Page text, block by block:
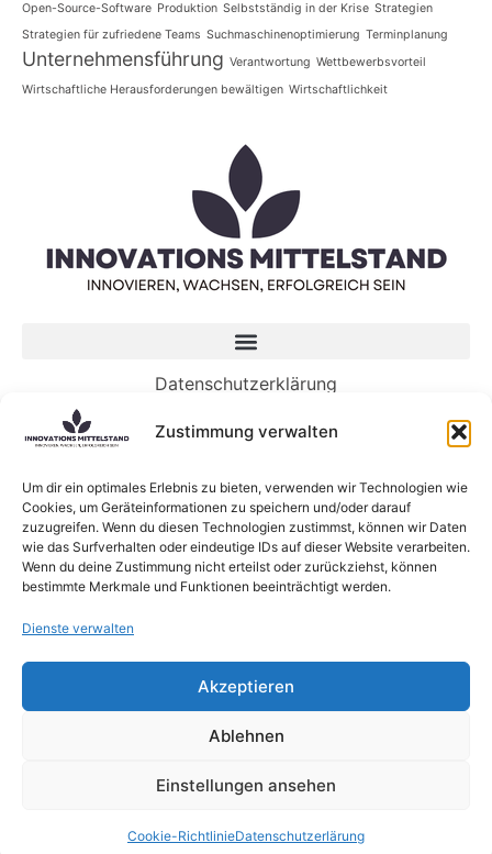
Zustimmung verwalten
Um dir ein optimales Erlebnis zu bieten, verwenden wir Technologien wie
Cookies, um Geräteinformationen zu speichern und/oder darauf
zuzugreifen. Wenn du diesen Technologien zustimmst, können wir Daten
wie das Surfverhalten oder eindeutige IDs auf dieser Website verarbeiten.
Wenn du deine Zustimmung nicht erteilst oder zurückziehst, können
bestimmte Merkmale und Funktionen beeinträchtigt werden.
Dienste verwalten
Akzeptieren
Ablehnen
Einstellungen ansehen
Cookie-RichtlinieDatenschutzerlärung
Open-Source-Software Produktion Selbstständig in der Krise Strategien
Strategien für zufriedene Teams Suchmaschinenoptimierung Terminplanung
Unternehmensführung Verantwortung Wettbewerbsvorteil
Wirtschaftliche Herausforderungen bewältigen Wirtschaftlichkeit
Datenschutzerklärung
Die KI-gesteuerte Zukunft der Arbeit benötigt
Menschen mehr denn je
5 Wege, wie Genossenschaften die Zukunft von
KI gestalten können
Lernen und Innovation
Alle Rechte vorbehalten @ Innovations-Mittelstand.de